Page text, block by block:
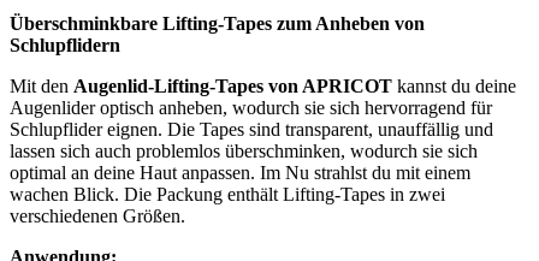
Überschminkbare Lifting-Tapes zum Anheben von
Schlupflidern
Mit den Augenlid-Lifting-Tapes von APRICOT kannst du deine
Augenlider optisch anheben, wodurch sie sich hervorragend für
Schlupflider eignen. Die Tapes sind transparent, unauffällig und
lassen sich auch problemlos überschminken, wodurch sie sich
optimal an deine Haut anpassen. Im Nu strahlst du mit einem
wachen Blick. Die Packung enthält Lifting-Tapes in zwei
verschiedenen Größen.
Anwendung: